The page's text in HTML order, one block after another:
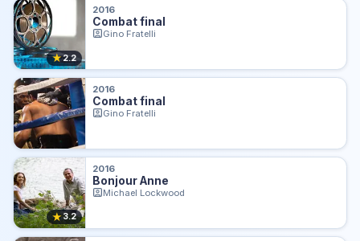
★2.2
2016
Combat final
Gino Fratelli
2016
Combat final
Gino Fratelli
★3.2
2016
Bonjour Anne
Michael Lockwood